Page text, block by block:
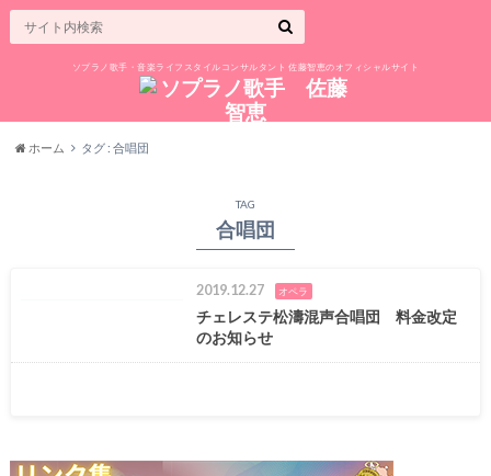
ソプラノ歌手・音楽ライフスタイルコンサルタント 佐藤智恵のオフィシャルサイト
ホーム タグ : 合唱団
TAG
合唱団
2019.12.27 オペラ
チェレステ松濤混声合唱団 料金改定
のお知らせ